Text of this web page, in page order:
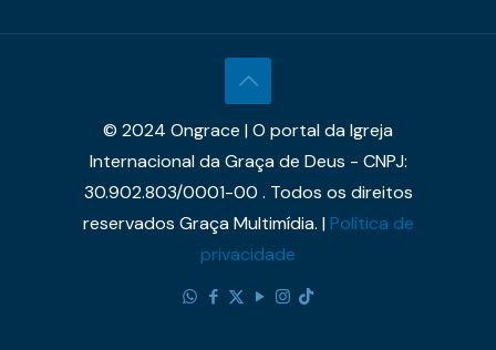
© 2024 Ongrace | O portal da Igreja
Internacional da Graça de Deus - CNPJ:
30.902.803/0001-00 . Todos os direitos
reservados Graça Multimídia. |Política de
privacidade